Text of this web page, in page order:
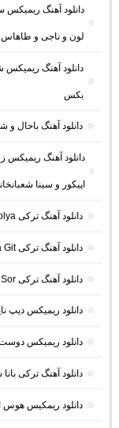
دانلود آهنگ
لون و ناجی و طاهاس
دانلود آهنگ ریمیکس
بکس
دانلود آهنگ باحال و
اپیکور و سینا
دانلود آهنگ ترکی Ah Be Manolya از بوراک بولوت
دانلود آهنگ ترکی Topla Git از کورتولوش کوش
دانلود آهنگ ترکی Kalbine Sor از Bahadır Macit و Tunahan Sakar
دانلود ریمیکس دیپ نایت 2 از احسان رمزی (ریمیکس
دانلود ریمیکس
دانلود آهنگ ترکی
دانلود ریمکیس هوس